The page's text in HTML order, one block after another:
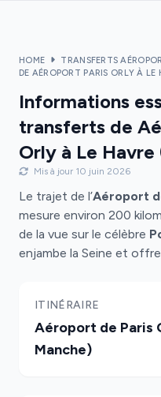
HOME TRANSFERTS
DE AÉROPORT PARIS ORLY À
Informations
transferts de
Orly à Le Havre
Mis à jour 10 juin 2026
Le trajet de l’Aéroport
mesure environ 200
de la vue sur le célèbre
enjambe la Seine et
ITINÉRAIRE
Aéroport de Paris
Manche)